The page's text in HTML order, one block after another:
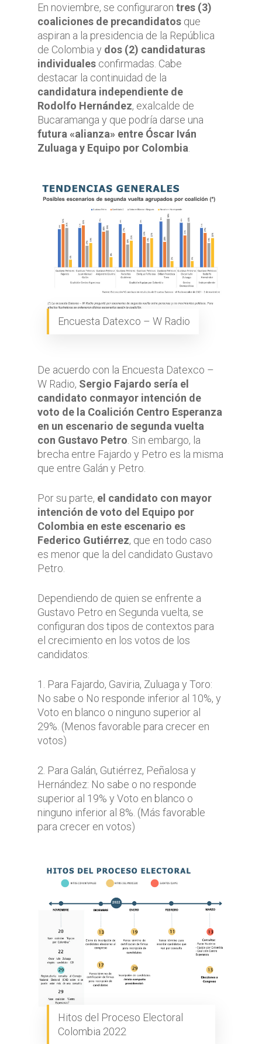
En noviembre, se configurarontres (3)
coaliciones de precandidatos que
aspiran a la presidencia de la República
de Colombia y dos (2) candidaturas
individuales confirmadas. Cabe
destacar la continuidad de la
candidatura independiente de
Rodolfo Hernández, exalcalde de
Bucaramanga y que podría darse una
futura «alianza» entre Óscar Iván
Zuluaga y Equipo por Colombia
Encuesta Datexco – W Radio
De acuerdo con la Encuesta Datexco –
W Radio, Sergio Fajardo sería el
candidato conmayor intención de
voto de la Coalición Centro Esperanza
en un escenario de segunda vuelta
con Gustavo Petro . Sin embargo, la
brecha entre Fajardo y Petro es la misma
que entre Galán y Petro.
Por su parte, el candidato con mayor
intención de voto del Equipo por
Colombia en este escenario es
Federico Gutiérrez, que en todo caso
es menor que la del candidato Gustavo
Petro.
Dependiendo de quien se enfrente a
Gustavo Petro en Segunda vuelta, se
configuran dos tipos de contextos para
el crecimiento en los votos de los
candidatos:
1. Para Fajardo, Gaviria, Zuluaga y Toro:
No sabe o No responde inferior al 10%, y
Voto en blanco o ninguno superior al
29%. (Menos favorable para crecer en
votos)
2. Para Galán, Gutiérrez, Peñalosa y
Hernández: No sabe o no responde
superior al 19% y Voto en blanco o
ninguno inferior al 8%. (Más favorable
para crecer en votos)
Hitos del Proceso Electoral
Colombia 2022